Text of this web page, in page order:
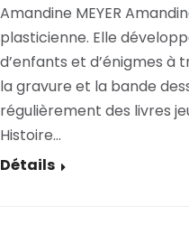
Amandine MEYER
plasticienne. Elle
d’enfants et d’énigmes à
la gravure et la bande
régulièrement des livres
Histoire…
Détails